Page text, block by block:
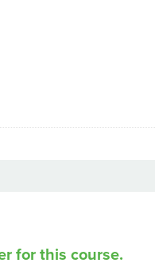
for this course.